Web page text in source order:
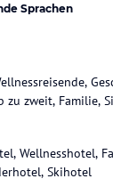
Sprachen
zu zweit, Familie,
Wellnesshotel,
Skihotel